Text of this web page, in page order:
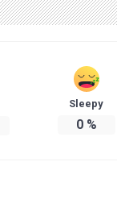
Sleepy
0%